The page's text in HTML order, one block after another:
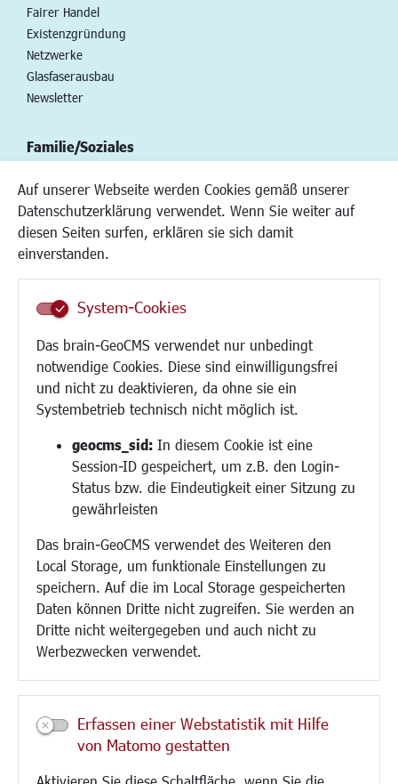
Auf unserer Webseite werden Cookies gemäß unserer
Datenschutzerklärung verwendet. Wenn Sie weiter auf
diesen Seiten surfen, erklären sie sich damit
einverstanden.
System-Cookies
Das brain-GeoCMS verwendet nur unbedingt
notwendige Cookies. Diese sind einwilligungsfrei
und nicht zu deaktivieren, da ohne sie ein
Systembetrieb technisch nicht möglich ist.
geocms_sid: In diesem Cookie ist eine
Session-ID gespeichert, um z.B. den Login-
Status bzw. die Eindeutigkeit einer Sitzung zu
gewährleisten
Das brain-GeoCMS verwendet des Weiteren den
Local Storage, um funktionale Einstellungen zu
speichern. Auf die im Local Storage gespeicherten
Daten können Dritte nicht zugreifen. Sie werden an
Dritte nicht weitergegeben und auch nicht zu
Werbezwecken verwendet.
Erfassen einer Webstatistik mit Hilfe
von Matomo gestatten
Fairer Handel
Existenzgründung
Netzwerke
Glasfaserausbau
Newsletter
Familie/Soziales
Kinderbetreuung
Kinder und Jugend
Institutionen für Familien
Frauen
Schule
Demokratie leben
Ukrainehilfe
Hilfe für Geflüchtete
Religion
Bauen/Umwelt/Mobilität
Bebauungsplanung
Verkehr/Mobilität
Glasfaserausbau
Aktuelle Baustellen
Paddelteich
CINDY S
Kultur/Freizeit/Tourismus
Veranstaltungen
Neue Stadthalle Langen
Bäder